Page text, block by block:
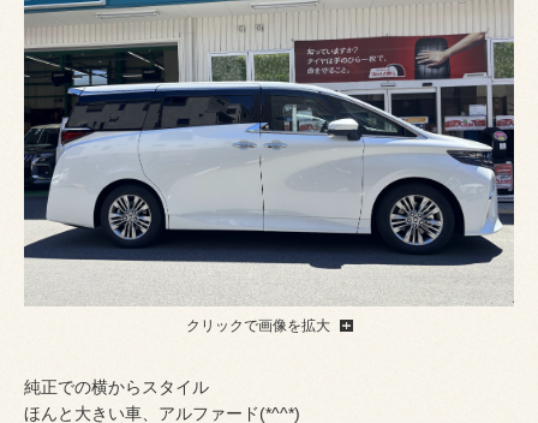
クリックで画像を拡大
純正での横からスタイル
ほんと大きい車、アルファード(*^^*)